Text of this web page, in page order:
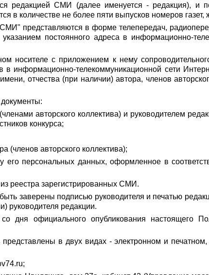
редакцией СМИ (далее именуется - редакция), и
в количестве не более пяти выпусков номеров
представляются в форме телепередач,
постоянного адреса в информационно-
носителе с приложением к нему
информационно-телекоммуникационной сети
отчества (при наличии) автора, членов
авторского коллектива) и руководителем
конкурса;
(членов авторского коллектива);
его персональных данных, оформленное в
реестра зарегистрированных СМИ.
заверены подписью руководителя и печатью
руководителя редакции.
дня официального опубликования настоящего
в двух видах - электронном и